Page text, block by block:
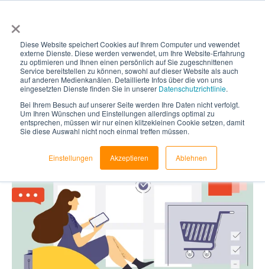
×
Diese Website speichert Cookies auf Ihrem Computer und vewendet
externe Dienste. Diese werden verwendet, um Ihre Website-Erfahrung
zu optimieren und Ihnen einen persönlich auf Sie zugeschnittenen
Service bereitstellen zu können, sowohl auf dieser Website als auch
auf anderen Medienkanälen. Detaillierte Infos über die von uns
eingesetzten Dienste finden Sie in unserer Datenschutzrichtlinie.
Bei Ihrem Besuch auf unserer Seite werden Ihre Daten nicht verfolgt.
Um Ihren Wünschen und Einstellungen allerdings optimal zu
entsprechen, müssen wir nur einen klitzekleinen Cookie setzen, damit
Sie diese Auswahl nicht noch einmal treffen müssen.
Einstellungen Akzeptieren Ablehnen
Was ist ein
Konfigurator?